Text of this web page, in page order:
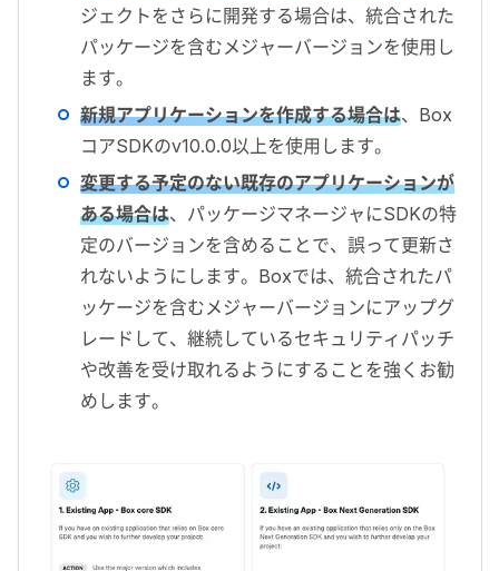
ジェクトをさらに開発する場合は、統合された
パッケージを含むメジャーバージョンを使用し
ます。
新規アプリケーションを作成する場合は、 Box
コアSDKのv10.0.0以上を使用します。
変更する予定のない既存のアプリケーションが
ある場合は、パッケージマネージャにSDKの特
定のバージョンを含めることで、誤って更新さ
れないようにします。 Boxでは、統合されたパ
ッケージを含むメジャーバージョンにアップグ
レードして、継続しているセキュリティパッチ
や改善を受け取れるようにすることを強くお勧
めします。